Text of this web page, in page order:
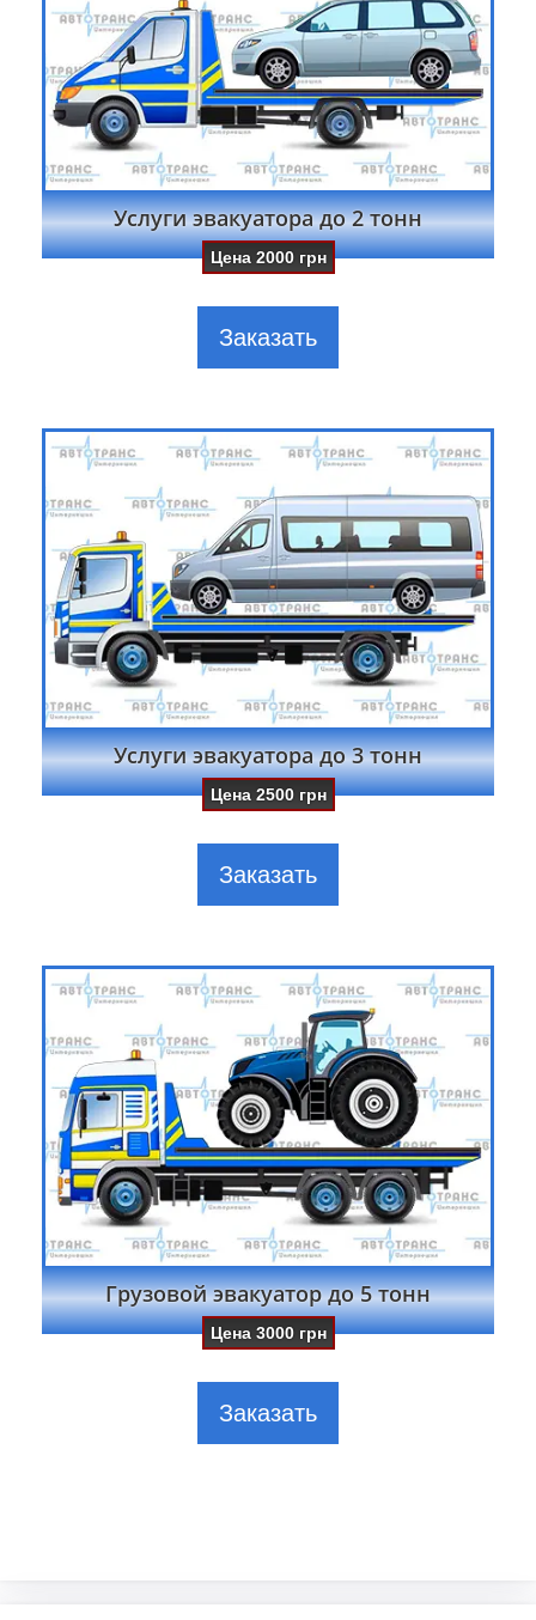
Услуги эвакуатора до 2 тонн
Цена2000 грн
Заказать
Услуги эвакуатора до 3 тонн
Цена2500 грн
Заказать
Грузовой эвакуатор до 5 тонн
Цена3000 грн
Заказать